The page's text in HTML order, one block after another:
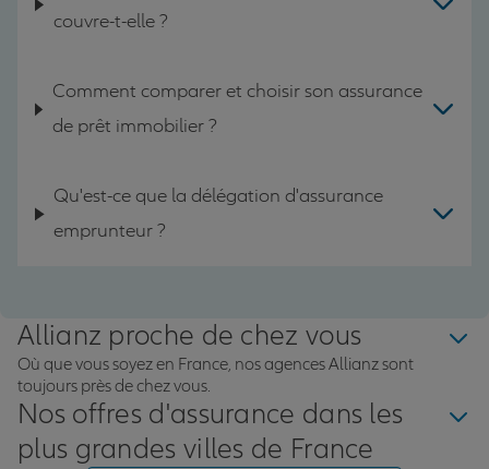
couvre-t-elle ?
Comment comparer et choisir son assurance
de prêt immobilier ?
Qu'est-ce que la délégation d'assurance
emprunteur ?
Allianz proche de chez vous
Où que vous soyez en France, nos agences Allianz sont
toujours près de chez vous.
Nos offres d'assurance dans les
plus grandes villes de France